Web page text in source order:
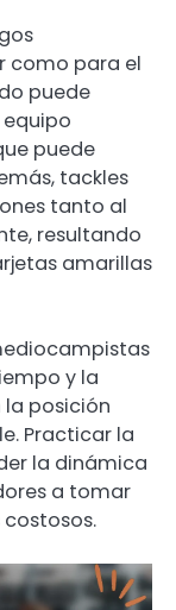
como para el
puede
puede
tackles
tanto al
resultando
amarillas
y la
la posición
Practicar la
la dinámica
a tomar